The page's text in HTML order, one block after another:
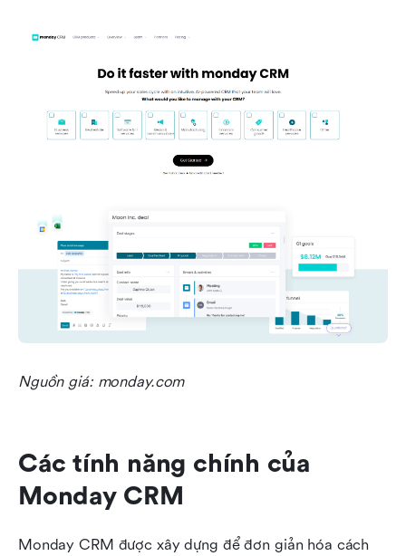
Nguồn giá: monday.com
Các tính năng chính của
Monday CRM
Monday CRM được xây dựng để đơn giản hóa cách